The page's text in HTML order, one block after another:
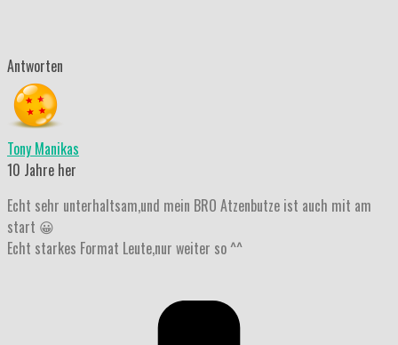
Antworten
Tony Manikas
10 Jahre her
Echt sehr unterhaltsam,und mein BRO Atzenbutze ist auch mit am
start 😀
Echt starkes Format Leute,nur weiter so ^^